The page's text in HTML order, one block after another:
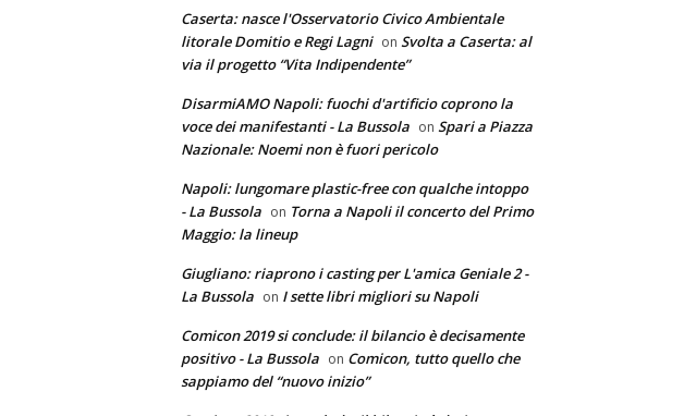
Caserta: nasce l'Osservatorio Civico Ambientale
litorale Domitio e Regi Lagni on Svolta a Caserta: al
via il progetto “Vita Indipendente”
DisarmiAMO Napoli: fuochi d'artificio coprono la
voce dei manifestanti - La Bussola on Spari a Piazza
Nazionale: Noemi non è fuori pericolo
Napoli: lungomare plastic-free con qualche intoppo
- La Bussola on Torna a Napoli il concerto del Primo
Maggio: la lineup
Giugliano: riaprono i casting per L'amica Geniale 2 -
La Bussola on I sette libri migliori su Napoli
Comicon 2019 si conclude: il bilancio è decisamente
positivo - La Bussola on Comicon, tutto quello che
sappiamo del “nuovo inizio”